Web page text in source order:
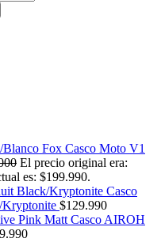
Casco Moto V1
El precio original era:
es: $199.990.
Casco
$129.990
Casco AIROH